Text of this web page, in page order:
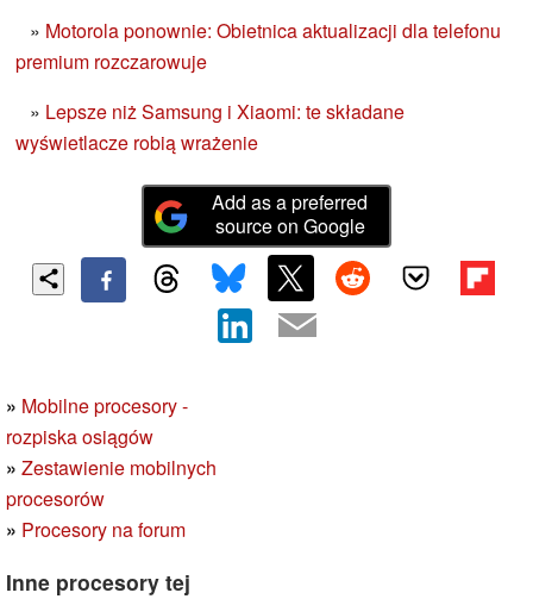
» Motorola ponownie: Obietnica aktualizacji dla telefonu
premium rozczarowuje
» Lepsze niż Samsung i Xiaomi: te składane
wyświetlacze robią wrażenie
Add as a preferred
source on Google
» Mobilne procesory -
rozpiska osiągów
» Zestawienie mobilnych
procesorów
» Procesory na forum
Inne procesory tej